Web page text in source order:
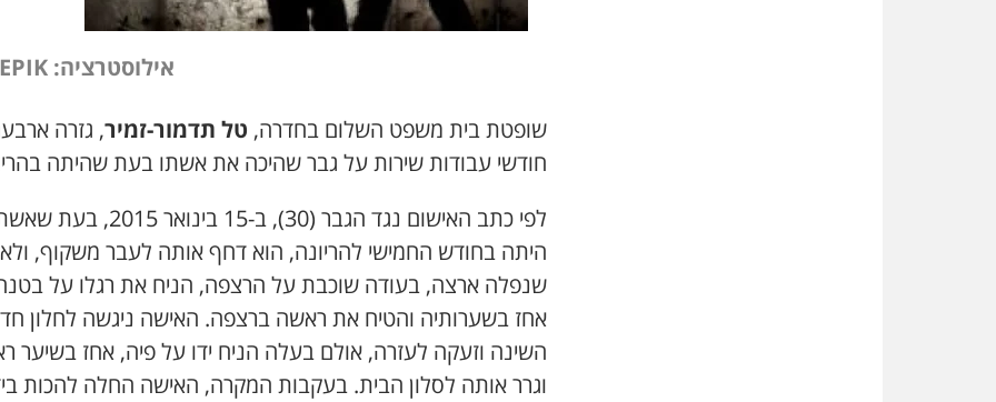
אילוסטרציה: FREEPIK
שופטת בית משפט השלום בחדרה, טל תדמור-זמיר, גזרה
חודשי עבודות שירות על גבר שהיכה את אשתו בעת שהיתה
לפי כתב האישום נגד הגבר (30), ב-15 בינואר 2015,
היתה בחודש החמישי להריונה, הוא דחף אותה לעבר משקוף,
שנפלה ארצה, בעודה שוכבת על הרצפה, הניח את רגלו על
אחז בשערותיה והטיח את ראשה ברצפה. האישה ניגשה לחלון
השינה וזעקה לעזרה, אולם בעלה הניח ידו על פיה, אחז בשיער
וגרר אותה לסלון הבית. בעקבות המקרה, האישה החלה להכות